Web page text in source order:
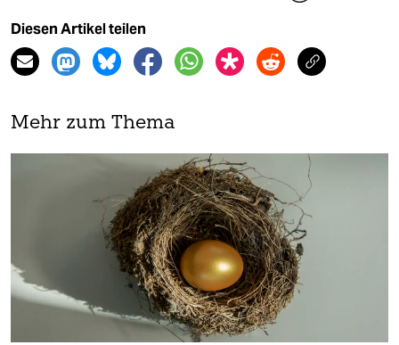
Diesen Artikel teilen
Mehr zum Thema